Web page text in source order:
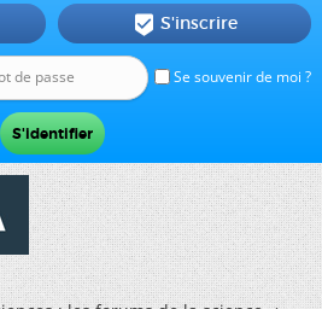
Se souvenir de moi ?
 S'inscrire